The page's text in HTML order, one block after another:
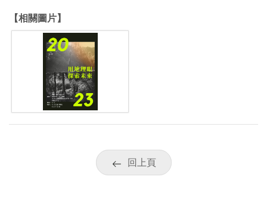
【相關圖片】
回上頁